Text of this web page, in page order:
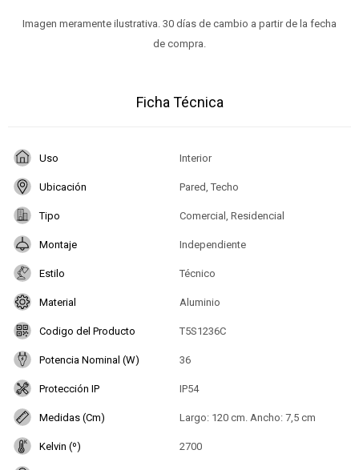
Imagen meramente ilustrativa. 30 días de cambio a partir de la fecha
de compra.
Ficha Técnica
Uso Interior
Ubicación Pared, Techo
Tipo Comercial, Residencial
Montaje Independiente
Estilo Técnico
Material Aluminio
Codigo del Producto T5S1236C
Potencia Nominal (W) 36
Protección IP IP54
Medidas (Cm) Largo: 120 cm. Ancho: 7,5 cm
Kelvin (º) 2700